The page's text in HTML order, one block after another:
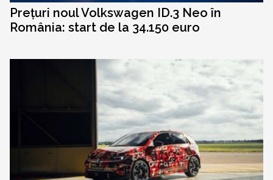
Prețuri noul Volkswagen ID.3 Neo în
România: start de la 34.150 euro